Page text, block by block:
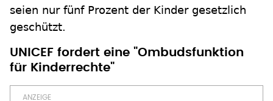
seien nur fünf Prozent der Kinder gesetzlich
geschützt.
UNICEF fordert eine "Ombudsfunktion
für Kinderrechte"